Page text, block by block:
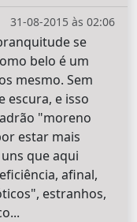
31-08-2015 às 02:06
se
belo é um
mesmo. Sem
escura, e isso
"moreno
estar mais
que aqui
afinal,
estranhos,